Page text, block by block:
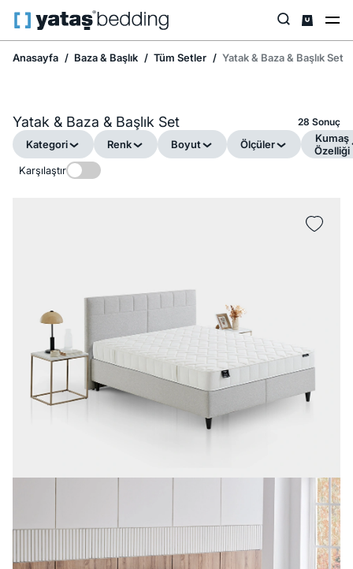
Anasayfa Baza & Başlık Tüm Setler Yatak & Baza & Başlık Set
Yatak & Baza & Başlık Set 28 Sonuç
Kategori Renk Boyut Ölçüler
Kumaş
Özelliği
Karşılaştır